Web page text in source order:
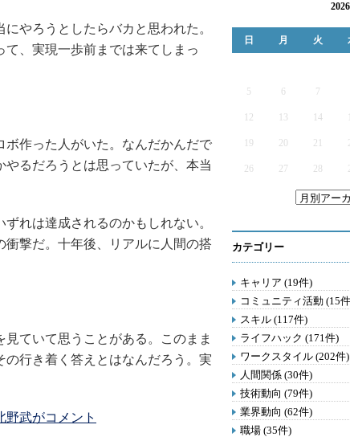
やろうとしたらバカと思われた。
、実現一歩前までは来てしまっ
作った人がいた。なんだかんだで
るだろうとは思っていたが、本当
れは達成されるのかもしれない。
撃だ。十年後、リアルに人間の搭
ていて思うことがある。このまま
行き着く答えとはなんだろう。実
武がコメント
日 月 火
5 6 7
12 13 14
19 20 21
26 27 28
カテゴリー
キャリア (19件)
コミュニティ活動 (15
スキル (117件)
ライフハック (171件)
ワークスタイル (202件)
人間関係 (30件)
技術動向 (79件)
業界動向 (62件)
職場 (35件)